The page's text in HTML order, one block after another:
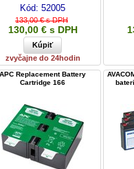
Kód: 52005
133,00 € s DPH
130,00 € s DPH
zvyčajne do 24hodin
APC Replacement Battery
Cartridge 166